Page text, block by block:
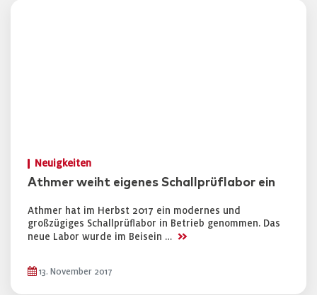
Neuigkeiten
Athmer weiht eigenes Schallprüflabor ein
Athmer hat im Herbst 2017 ein modernes und
großzügiges Schallprüflabor in Betrieb genommen. Das
neue Labor wurde im Beisein … >>
13. November 2017